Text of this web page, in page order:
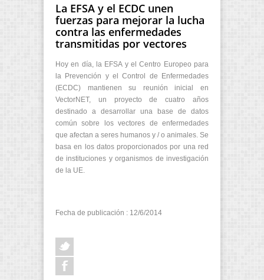
La EFSA y el ECDC unen
fuerzas para mejorar la lucha
contra las enfermedades
transmitidas por vectores
Hoy en día, la EFSA y el Centro Europeo para
la Prevención y el Control de Enfermedades
(ECDC) mantienen su reunión inicial en
VectorNET, un proyecto de cuatro años
destinado a desarrollar una base de datos
común sobre los vectores de enfermedades
que afectan a seres humanos y / o animales. Se
basa en los datos proporcionados por una red
de instituciones y organismos de investigación
de la UE.
Fecha de publicación : 12/6/2014